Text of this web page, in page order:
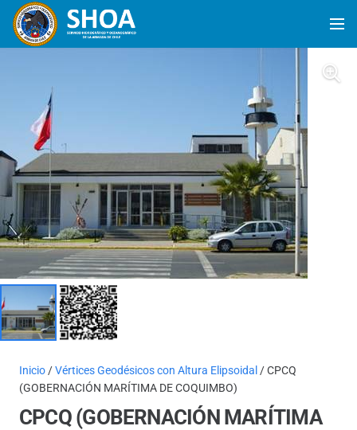
Inicio/Vértices Geodésicos con Altura Elipsoidal / CPCQ
(GOBERNACIÓN MARÍTIMA DE COQUIMBO)
CPCQ (GOBERNACIÓN MARÍTIMA